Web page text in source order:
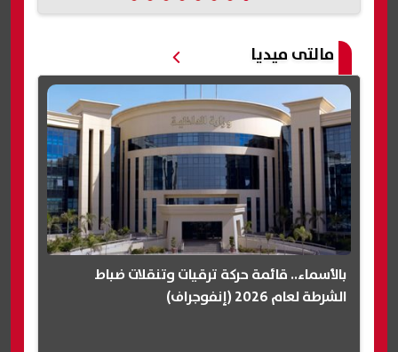
مالتى ميديا
بالأسماء.. قائمة حركة ترقيات وتنقلات ضباط
الشرطة لعام 2026 (إنفوجراف)